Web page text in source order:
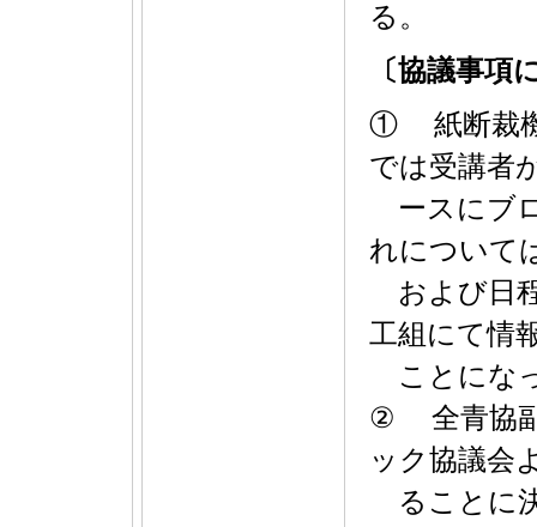
る。
〔協議事項
① 紙断裁機
では受講者
ースにブ
れについて
および日
工組にて情
ことにな
② 全青協副
ック協議会
ることに